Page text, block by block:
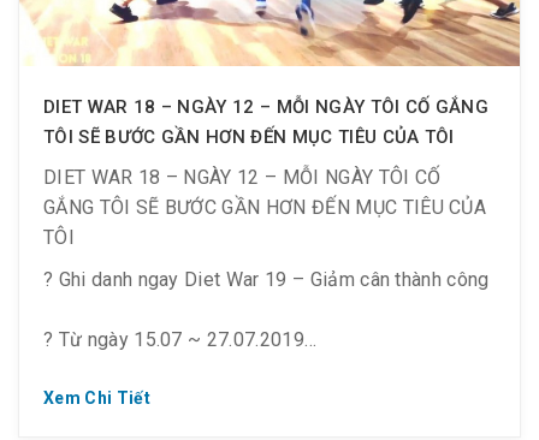
DIET WAR 18 – NGÀY 12 – MỖI NGÀY TÔI CỐ GẮNG
TÔI SẼ BƯỚC GẦN HƠN ĐẾN MỤC TIÊU CỦA TÔI
DIET WAR 18 – NGÀY 12 – MỖI NGÀY TÔI CỐ
GẮNG TÔI SẼ BƯỚC GẦN HƠN ĐẾN MỤC TIÊU CỦA
TÔI
? Ghi danh ngay Diet War 19 – Giảm cân thành công
? Từ ngày 15.07 ~ 27.07.2019
▪️ Từ 18:30 ~ 21:30 tối T2 ~ CN
Xem Chi Tiết